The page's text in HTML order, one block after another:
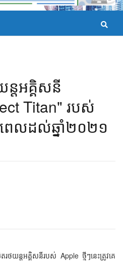
ត​អគ្គិសនី​​
Titan" របស់
ពេល​ដល់​ឆ្នាំ២០២១​
យន្តអគ្គិសនីរបស់ Apple ថ្មីៗនេះត្រូវគេ